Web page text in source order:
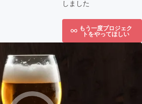
しました
もう一度プロジェク
トをやってほしい